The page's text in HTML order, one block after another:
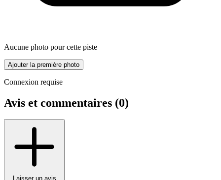
Aucune photo pour cette piste
Ajouter la première photo
Connexion requise
Avis et commentaires (0)
Laisser un avis